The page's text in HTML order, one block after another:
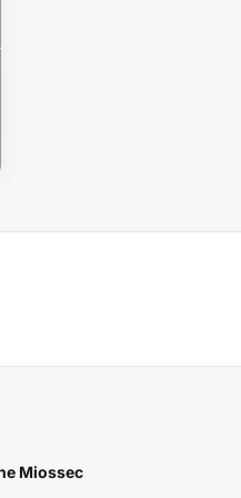
Miossec